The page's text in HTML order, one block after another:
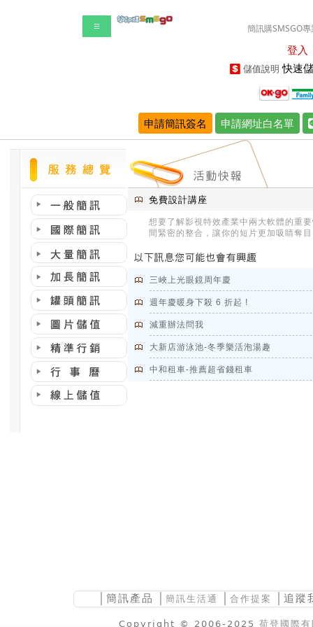
☰ 簡訊購SMSGO
登入
儲值說明 快速
申請簡訊簽名 申請網址白名單
免費設計講座
想要了解影視特效產業中兩大軟體的重
間緊密的整合，讓你的短片更加吸睛奪
三峽上光眼鏡周年慶
週年慶暖身下殺 6 折起 !
減重辦法問我
大新店游泳池-冬季樂活泡湯趣
中和租車-推薦超省錢租車
簡訊產品 簡訊生活通 合作提案 │追蹤
Copyright © 2006-2025 荷登國際